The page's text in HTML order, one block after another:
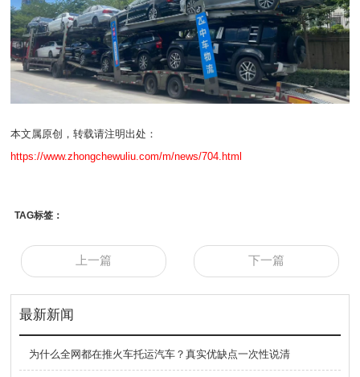
本文属原创，转载请注明出处：
https://www.zhongchewuliu.com/m/news/704.html
TAG标签：
上一篇 下一篇
最新新闻
为什么全网都在推火车托运汽车？真实优缺点一次性说清